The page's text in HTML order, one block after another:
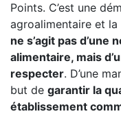
Points. C’est une
agroalimentaire et
ne s’agit pas d’une
alimentaire, mais
respecter. D’une
but de garantir la
établissement